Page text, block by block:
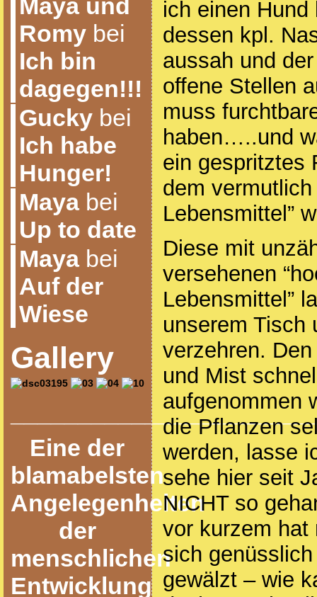
Maya und
Romybei
Ich bin
dagegen!!!
Guckybei
Ich habe
Hunger!
Mayabei
Up to date
Mayabei
Auf der
Wiese
Gallery
Eine der
blamabelsten
Angelegenheiten
der
menschlichen
Entwicklung
ich einen Hund
dessen kpl.
aussah und
offene Stellen
muss
haben…..und
ein gespritztes
dem vermutlich
Lebensmittel”
Diese mit
versehenen
Lebensmittel”
unserem Tisch
verzehren.
und Mist
aufgenommen
die Pflanzen
werden, lasse
sehe hier seit
NICHT so
vor kurzem hat
sich
gewälzt – wie